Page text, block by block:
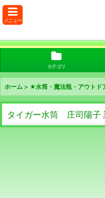
メニュー
カテゴリ
ホーム > ★水筒・魔法瓶・アウトド
タイガー水筒 庄司陽